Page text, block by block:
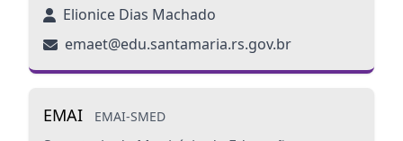
Elionice Dias Machado
emaet@edu.santamaria.rs.gov.br
EMAI EMAI-SMED